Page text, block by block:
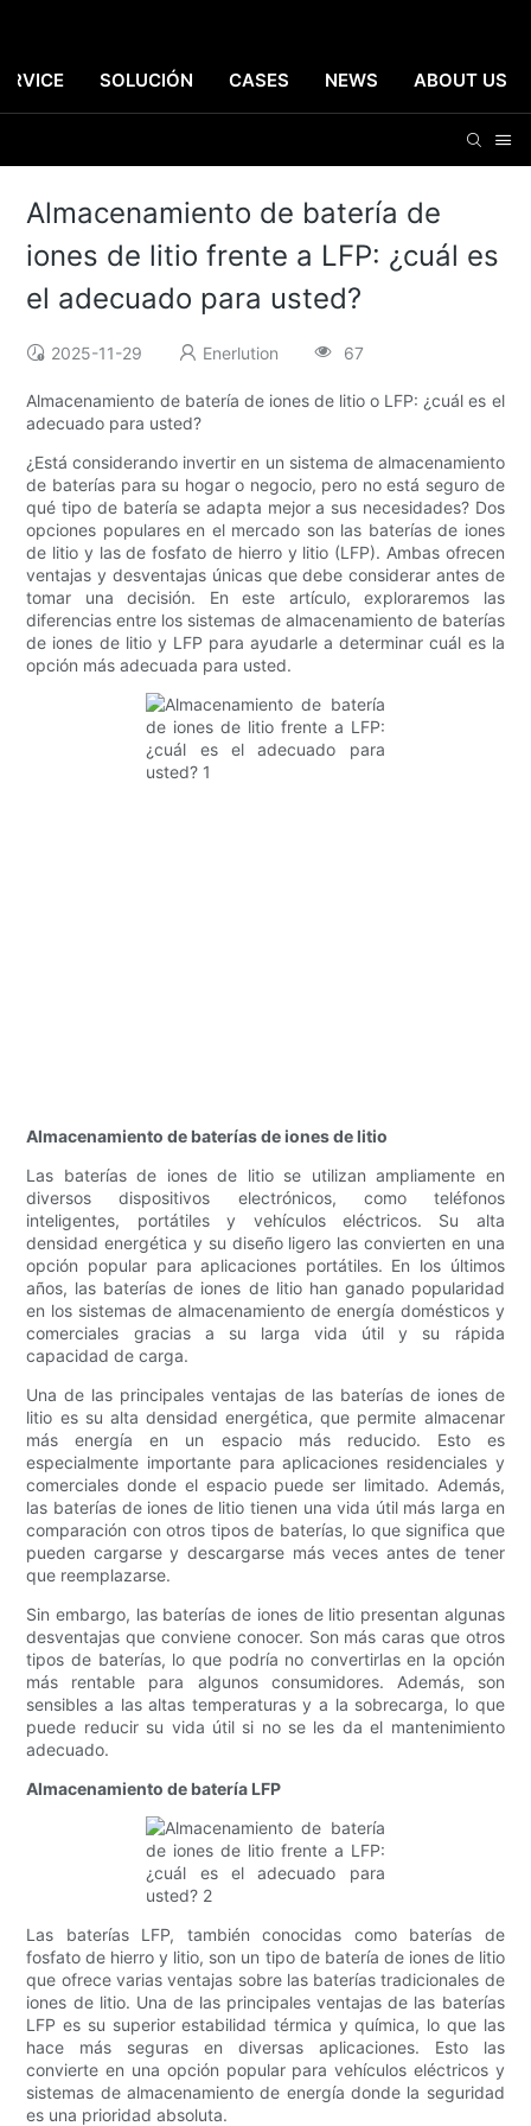
SOLUCIÓN CASES NEWS ABOUT US
Almacenamiento de batería de
iones de litio frente a LFP: ¿cuál es
el adecuado para usted?
2025-11-29 Enerlution 67
Almacenamiento de batería de iones de litio o LFP: ¿cuál es el
adecuado para usted?
¿Está considerando invertir en un sistema de almacenamiento
de baterías para su hogar o negocio, pero no está seguro de
qué tipo de batería se adapta mejor a sus necesidades? Dos
opciones populares en el mercado son las baterías de iones
de litio y las de fosfato de hierro y litio (LFP). Ambas ofrecen
ventajas y desventajas únicas que debe considerar antes de
tomar una decisión. En este artículo, exploraremos las
diferencias entre los sistemas de almacenamiento de baterías
de iones de litio y LFP para ayudarle a determinar cuál es la
opción más adecuada para usted.
Almacenamiento de baterías de iones de litio
Las baterías de iones de litio se utilizan ampliamente en
diversos dispositivos electrónicos, como teléfonos
inteligentes, portátiles y vehículos eléctricos. Su alta
densidad energética y su diseño ligero las convierten en una
opción popular para aplicaciones portátiles. En los últimos
años, las baterías de iones de litio han ganado popularidad
en los sistemas de almacenamiento de energía domésticos y
comerciales gracias a su larga vida útil y su rápida
capacidad de carga.
Una de las principales ventajas de las baterías de iones de
litio es su alta densidad energética, que permite almacenar
más energía en un espacio más reducido. Esto es
especialmente importante para aplicaciones residenciales y
comerciales donde el espacio puede ser limitado. Además,
las baterías de iones de litio tienen una vida útil más larga en
comparación con otros tipos de baterías, lo que significa que
pueden cargarse y descargarse más veces antes de tener
que reemplazarse.
Sin embargo, las baterías de iones de litio presentan algunas
desventajas que conviene conocer. Son más caras que otros
tipos de baterías, lo que podría no convertirlas en la opción
más rentable para algunos consumidores. Además, son
sensibles a las altas temperaturas y a la sobrecarga, lo que
puede reducir su vida útil si no se les da el mantenimiento
adecuado.
Almacenamiento de batería LFP
Las baterías LFP, también conocidas como baterías de
fosfato de hierro y litio, son un tipo de batería de iones de litio
que ofrece varias ventajas sobre las baterías tradicionales de
iones de litio. Una de las principales ventajas de las baterías
LFP es su superior estabilidad térmica y química, lo que las
hace más seguras en diversas aplicaciones. Esto las
convierte en una opción popular para vehículos eléctricos y
sistemas de almacenamiento de energía donde la seguridad
es una prioridad absoluta.